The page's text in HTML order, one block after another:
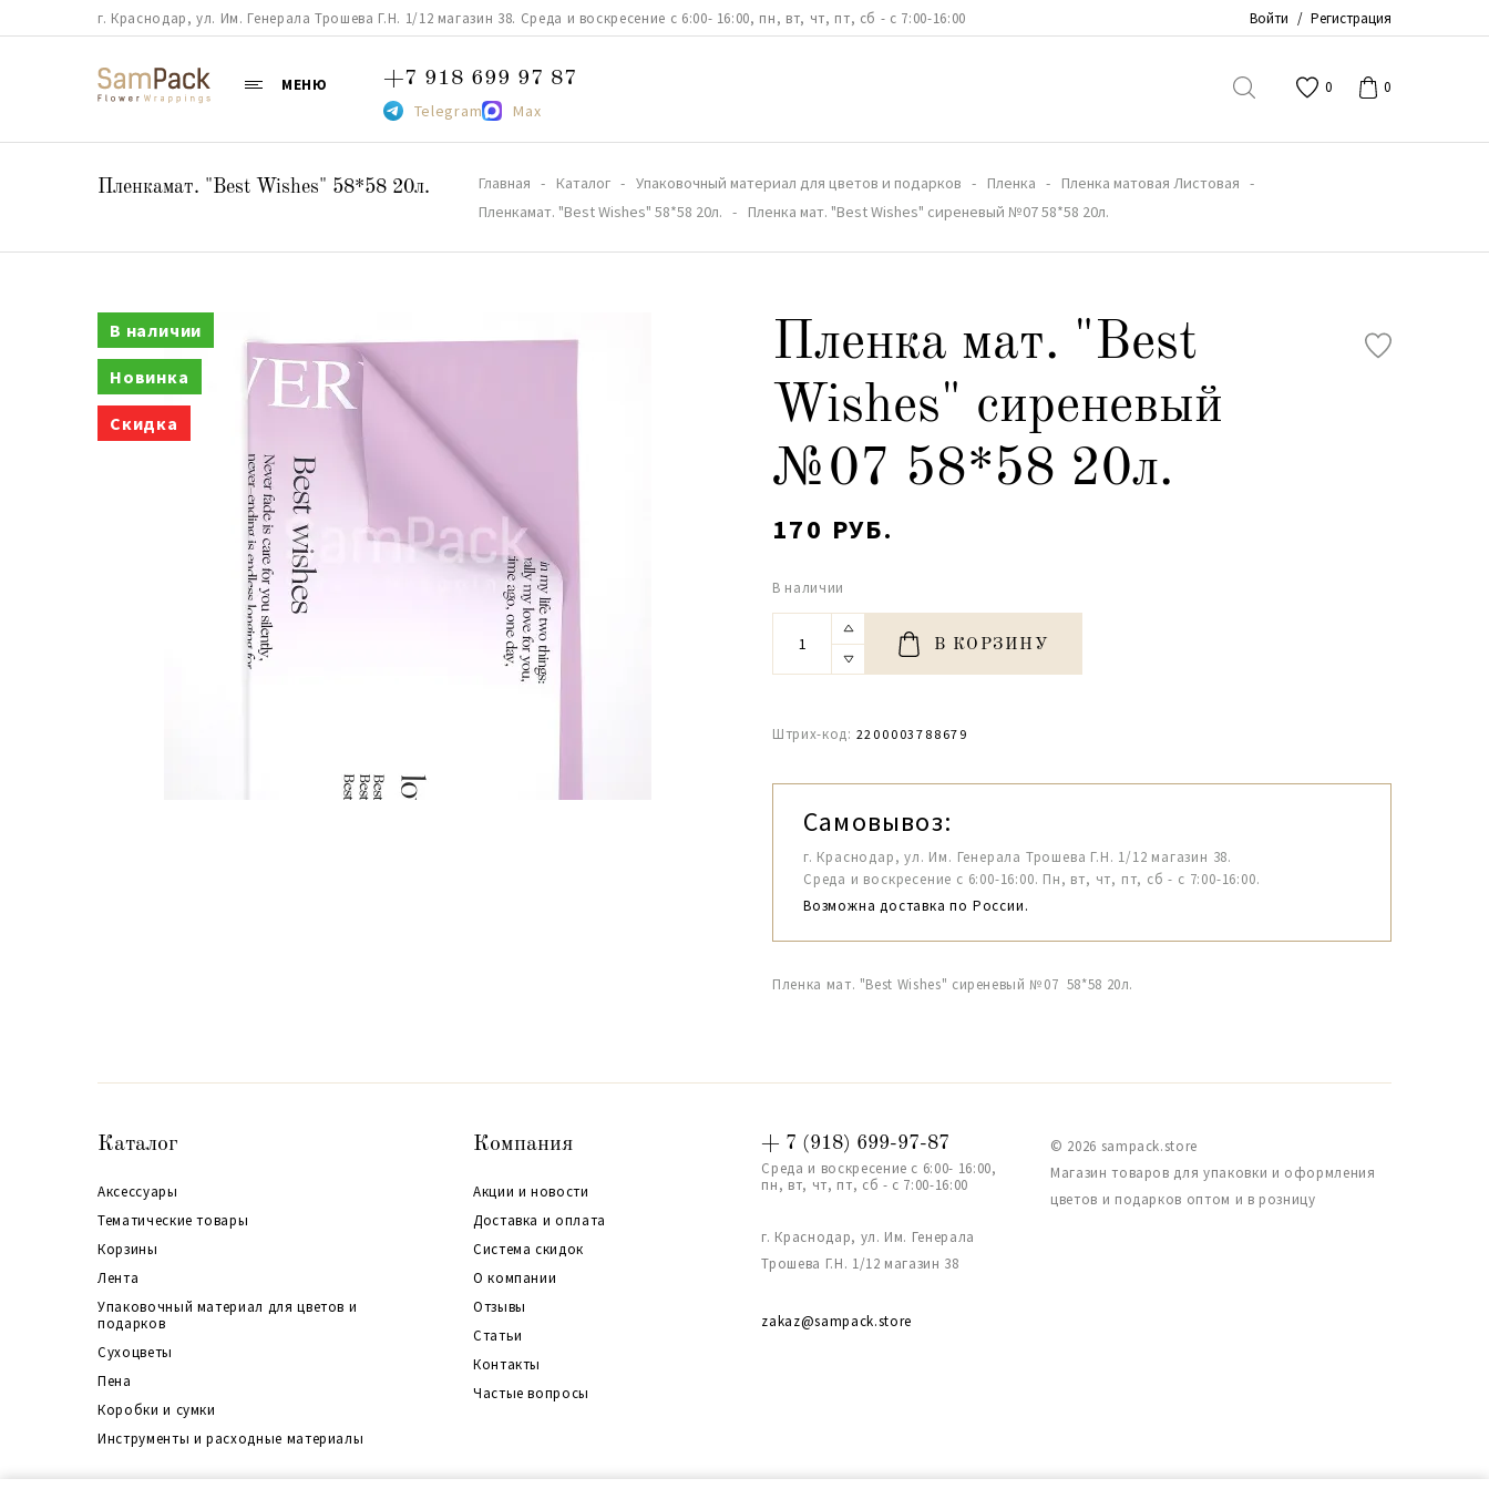
г. Краснодар, ул. Им. Генерала Трошева Г.Н. 1/12 магазин 38. Среда и воскресение с 6:00- 16:00, пн, вт, чт, пт, сб - с 7:00-16:00 Войти / Регистрация
МЕНЮ +7 918 699 97 87
Telegram Max
0 0
Пленкамат. "Best Wishes" 58*58 20л. Главная Каталог Упаковочный материал для цветов и подарков Пленка
Пленка матовая Листовая
Пленкамат. "Best Wishes" 58*58 20л.
Пленка мат. "Best Wishes" сиреневый №07 58*58 20л.
В наличии
Новинка
Скидка
Пленка мат. "Best
Wishes" сиреневый
№07 58*58 20л.
170 РУБ.
В наличии
В КОРЗИНУ
Штрих-код: 2200003788679
Самовывоз:
г. Краснодар, ул. Им. Генерала Трошева Г.Н. 1/12 магазин 38.
Среда и воскресение с 6:00-16:00. Пн, вт, чт, пт, сб - с 7:00-16:00.
Возможна доставка по России.
Пленка мат. "Best Wishes" сиреневый №07 58*58 20л.
Каталог
Аксессуары
Тематические товары
Корзины
Лента
Упаковочный материал для цветов и
подарков
Сухоцветы
Пена
Коробки и сумки
Инструменты и расходные материалы
Компания
Акции и новости
Доставка и оплата
Система скидок
О компании
Отзывы
Статьи
Контакты
Частые вопросы
+ 7 (918) 699-97-87
Среда и воскресение с 6:00- 16:00,
пн, вт, чт, пт, сб - с 7:00-16:00
г. Краснодар, ул. Им. Генерала
Трошева Г.Н. 1/12 магазин 38
zakaz@sampack.store
© 2026 sampack.store
Магазин товаров для упаковки и оформления
цветов и подарков оптом и в розницу